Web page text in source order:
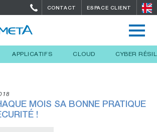
CONTACT ESPACE CLIENT
APPLICATIFS CLOUD CYBER
MOIS SA BONNE PRATIQUE
!